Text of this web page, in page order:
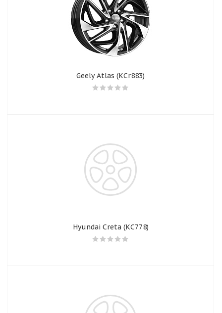
Geely Atlas (КСr883)
Hyundai Creta (КС778)